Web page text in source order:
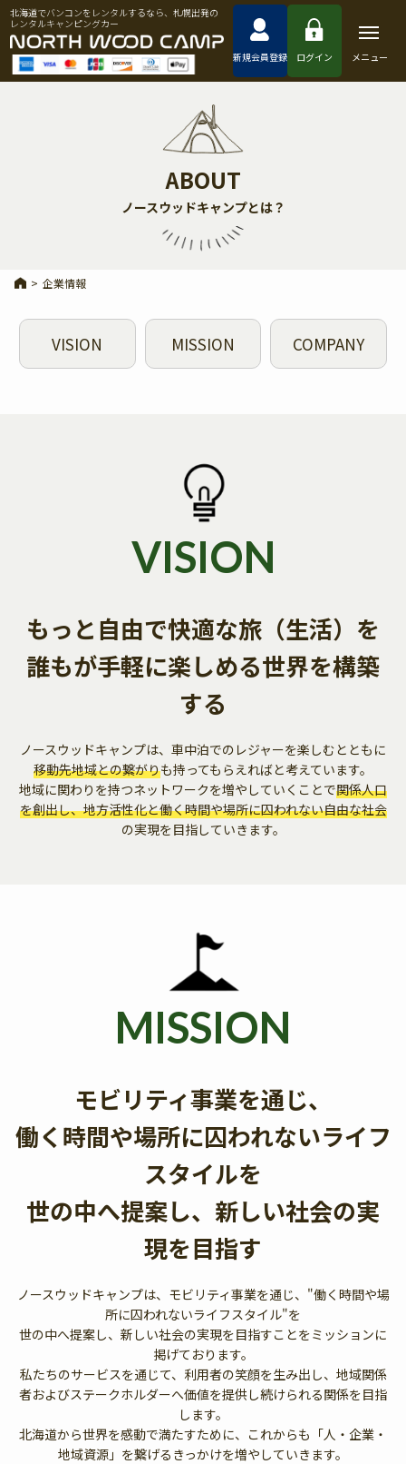
北海道でバンコンをレンタルするなら、札幌出発の
レンタルキャンピングカー
新規会員登録 ログイン メニュー
ABOUT
ノースウッドキャンプとは？
> 企業情報
VISION MISSION COMPANY
VISION
もっと自由で快適な旅（生活）を
誰もが手軽に楽しめる世界を構築
する
ノースウッドキャンプは、車中泊でのレジャーを楽しむとともに
移動先地域との繋がりも持ってもらえればと考えています。
地域に関わりを持つネットワークを増やしていくことで関係人口
を創出し、地方活性化と働く時間や場所に囚われない自由な社会
の実現を目指していきます。
MISSION
モビリティ事業を通じ、
働く時間や場所に囚われないライフ
スタイルを
世の中へ提案し、新しい社会の実
現を目指す
ノースウッドキャンプは、モビリティ事業を通じ、"働く時間や場
所に囚われないライフスタイル"を
世の中へ提案し、新しい社会の実現を目指すことをミッションに
掲げております。
私たちのサービスを通じて、利用者の笑顔を生み出し、地域関係
者およびステークホルダーへ価値を提供し続けられる関係を目指
します。
北海道から世界を感動で満たすために、これからも「人・企業・
地域資源」を繋げるきっかけを増やしていきます。